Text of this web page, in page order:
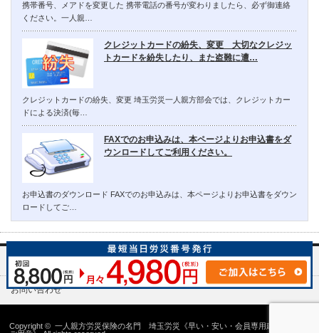
携帯番号、メアドを変更した 携帯電話の番号が変わりましたら、必ず御連絡
ください。一人親…
クレジットカードの紛失、変更 大切なクレジッ
トカードを紛失したり、また盗難に遭…
クレジットカードの紛失、変更 埼玉労災一人親方部会では、クレジットカー
ドによる決済(毎…
FAXでのお申込みは、本ページよりお申込書をダ
ウンロードしてご利用ください。
お申込書のダウンロード FAXでのお申込みは、本ページよりお申込書をダウン
ロードしてご…
埼玉労災一人親方部会について
お問い合わせ
Copyright ©一人親方労災保険の名門 埼玉労災《早い・安い・会員専用建設国保の